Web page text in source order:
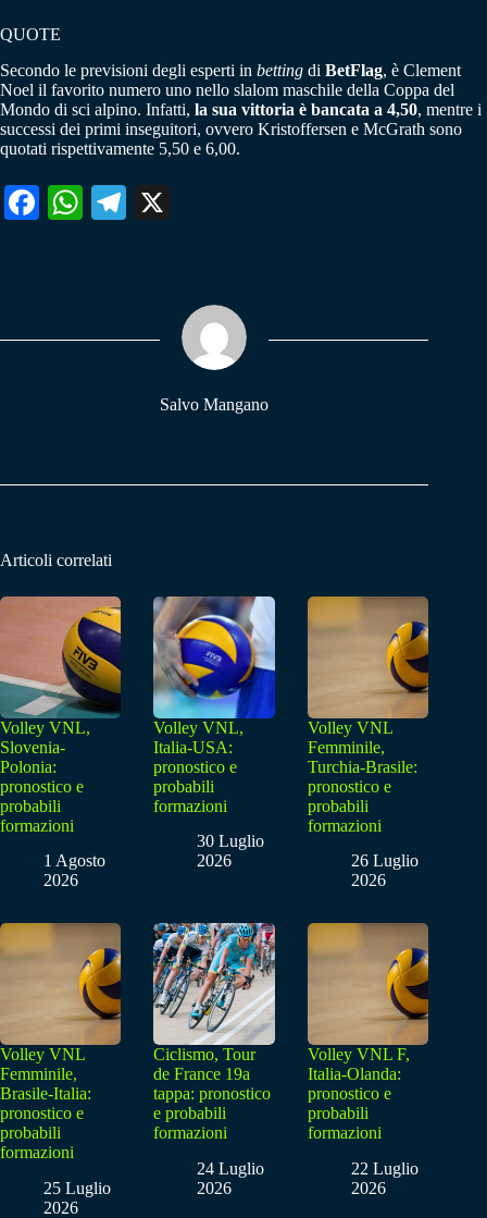
QUOTE
Secondo le previsioni degli esperti in betting di BetFlag, è Clement
Noel il favorito numero uno nello slalom maschile della Coppa del
Mondo di sci alpino. Infatti, la sua vittoria è bancata a 4,50, mentre i
successi dei primi inseguitori, ovvero Kristoffersen e McGrath sono
quotati rispettivamente 5,50 e 6,00.
Fa W
pp
Te
m
Salvo Mangano
Articoli correlati
Volley VNL,
Slovenia-
Polonia:
pronostico e
probabili
formazioni
1 Agosto
2026
Volley VNL,
Italia-USA:
pronostico e
probabili
formazioni
30 Luglio
2026
Volley VNL
Femminile,
Turchia-Brasile:
pronostico e
probabili
formazioni
26 Luglio
2026
Volley VNL
Femminile,
Brasile-Italia:
pronostico e
probabili
formazioni
25 Luglio
2026
Ciclismo, Tour
de France 19a
tappa: pronostico
e probabili
formazioni
24 Luglio
2026
Volley VNL F,
Italia-Olanda:
pronostico e
probabili
formazioni
22 Luglio
2026